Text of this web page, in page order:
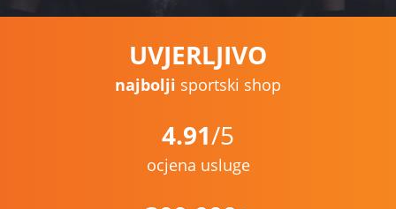
UVJERLJIVO
najbolji sportski shop
4.91/5
ocjena usluge